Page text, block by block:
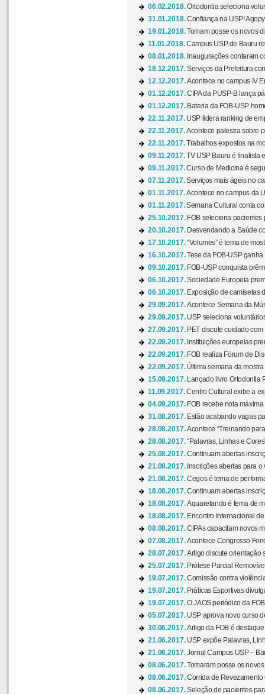
06.02.2018.Ortodontia seleciona
31.01.2018.Confiança na USP!
19.01.2018.Tomam posse os novos
11.01.2018.Campus USP de Bauru
08.01.2018. Inaugurações contaram
18.12.2017.Serviços da Prefeitura
12.12.2017.Acontece no campus IV
01.12.2017.CIPA da PUSP-B lança
01.12.2017. Bateria da FOB-USP
22.11.2017. USP lidera ranking de
22.11.2017.Acontece palestra sobre
22.11.2017.Trabalhos expostos na
09.11.2017.TV USP Bauru é finalista
09.11.2017.Curso de Medicina é
07.11.2017.Serviços mais ágeis no
01.11.2017.Acontece no campus da
01.11.2017.Semana Cultural conta
25.10.2017. FOB seleciona pacientes
20.10.2017. Desvendando a Saúde
17.10.2017.“Volumes” é tema de
16.10.2017.Tese da FOB-USP
09.10.2017. FOB-USP conquista
06.10.2017.Sociedade Europeia
06.10.2017. Exposição de camisetas
29.09.2017.Acontece Semana da
29.09.2017. USP seleciona
27.09.2017. PET discute cuidado
22.09.2017. Instituições europeias
22.09.2017. FOB realiza Fórum de
22.09.2017. Última semana da mostra
15.09.2017.
Lançado livro Ortodontia
11.09.2017.Centro Cultural exibe a
04.09.2017. FOB recebe nota
31.08.2017. Estão acabando vagas
28.08.2017.Acontece “Treinando
28.08.2017.“Palavras, Linhas e
25.08.2017.Continuam abertas
21.08.2017. Inscrições abertas para
21.08.2017.Cegos é tema de
18.08.2017.Continuam abertas
18.08.2017.Aquarelando é tema de
18.08.2017. Encontro Internacional
08.08.2017.CIPAs capacitam novos
07.08.2017.Acontece Congresso
28.07.2017.Artigo discute orientação
25.07.2017. Prótese Parcial
19.07.2017.Comissão contra
19.07.2017. Práticas Esportivas
19.07.2017.O JAOS periódico da
05.07.2017. USP aprova novo curso
30.06.2017.Artigo da FOB é
21.06.2017. USP expõe Palavras,
21.06.2017.Jornal Campus USP –
08.06.2017.Tomaram posse os
08.06.2017.Corrida de Revezamento
08.06.2017.Seleção de pacientes